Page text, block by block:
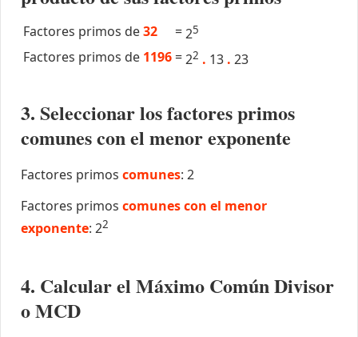
Factores primos de32 =25
Factores primos de 1196 =22 . 13 . 23
3. Seleccionar los factores primos
comunes con el menor exponente
Factores primos comunes: 2
Factores primos comunes con el menor
exponente: 22
4. Calcular el Máximo Común Divisor
o MCD